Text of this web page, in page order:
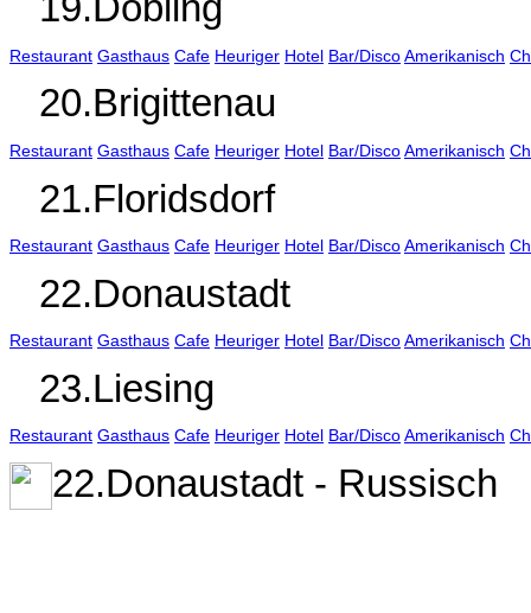
Restaurant Gasthaus Cafe Heuriger Hotel Bar/Disco Amerikanisch
20.Brigittenau
Restaurant Gasthaus Cafe Heuriger Hotel Bar/Disco Amerikanisch
21.Floridsdorf
Restaurant Gasthaus Cafe Heuriger Hotel Bar/Disco Amerikanisch
22.Donaustadt
Restaurant Gasthaus Cafe Heuriger Hotel Bar/Disco Amerikanisch
23.Liesing
Restaurant Gasthaus Cafe Heuriger Hotel Bar/Disco Amerikanisch
22.Donaustadt - Russisch